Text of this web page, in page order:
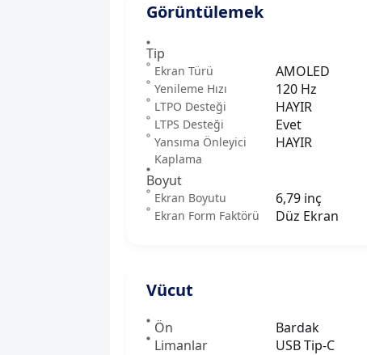
Görüntülemek
Tip
Ekran Türü AMOLED
Yenileme Hızı 120 Hz
LTPO Desteği HAYIR
LTPS Desteği Evet
Yansıma Önleyici
Kaplama
HAYIR
Boyut
Ekran Boyutu 6,79 inç
Ekran Form Faktörü Düz Ekran
Vücut
Ön
Bardak
Limanlar
USB Tip-C